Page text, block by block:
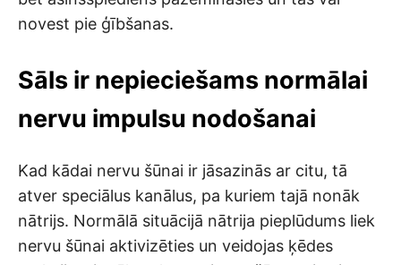
novest pie ģībšanas.
Sāls ir nepieciešams normālai
nervu impulsu nodošanai
Kad kādai nervu šūnai ir jāsazinās ar citu, tā
atver speciālus kanālus, pa kuriem tajā nonāk
nātrijs. Normālā situācijā nātrija pieplūdums liek
nervu šūnai aktivizēties un veidojas ķēdes